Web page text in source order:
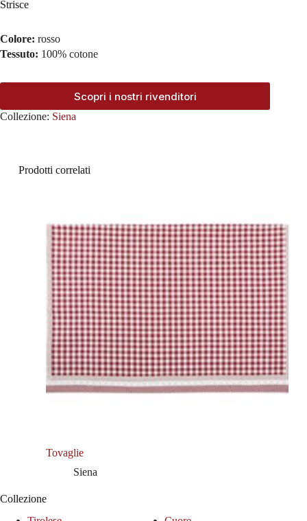
Strisce
Colore: rosso
Tessuto: 100% cotone
Scopri i nostri rivenditori
Collezione: Siena
Prodotti correlati
Tovaglie
Siena
Collezione